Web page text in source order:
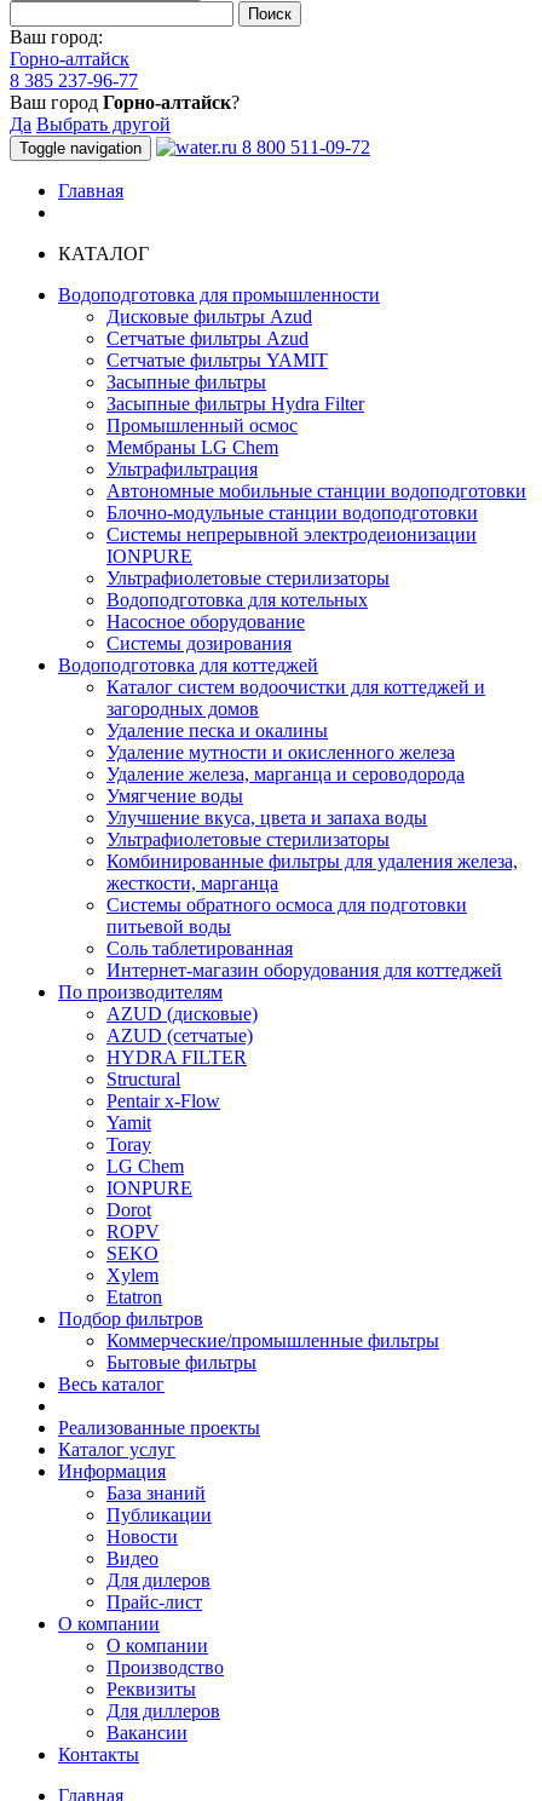
Ваш город:
Горно-алтайск
8 385 237-96-77
Ваш город Горно-алтайск?
Да Выбрать другой
Toggle navigation 8 800 511-09-72
Главная
КАТАЛОГ
Водоподготовка для промышленности
Дисковые фильтры Azud
Сетчатые фильтры Azud
Сетчатые фильтры YAMIT
Засыпные фильтры
Засыпные фильтры Hydra Filter
Промышленный осмос
Мембраны LG Chem
Ультрафильтрация
Автономные мобильные станции водоподготовки
Блочно-модульные станции водоподготовки
Системы непрерывной электродеионизации
IONPURE
Ультрафиолетовые стерилизаторы
Водоподготовка для котельных
Насосное оборудование
Системы дозирования
Водоподготовка для коттеджей
Каталог систем водоочистки для коттеджей и
загородных домов
Удаление песка и окалины
Удаление мутности и окисленного железа
Удаление железа, марганца и сероводорода
Умягчение воды
Улучшение вкуса, цвета и запаха воды
Ультрафиолетовые стерилизаторы
Комбинированные фильтры для удаления железа,
жесткости, марганца
Системы обратного осмоса для подготовки
питьевой воды
Соль таблетированная
Интернет-магазин оборудования для коттеджей
По производителям
AZUD (дисковые)
AZUD (сетчатые)
HYDRA FILTER
Structural
Pentair x-Flow
Yamit
Toray
LG Chem
IONPURE
Dorot
ROPV
SEKO
Xylem
Etatron
Подбор фильтров
Коммерческие/промышленные фильтры
Бытовые фильтры
Весь каталог
Реализованные проекты
Каталог услуг
Информация
База знаний
Публикации
Новости
Видео
Для дилеров
Прайс-лист
О компании
О компании
Производство
Реквизиты
Для диллеров
Вакансии
Контакты
Главная